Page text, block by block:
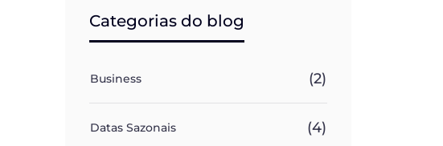
Categorias do blog
Business (2)
Datas Sazonais (4)